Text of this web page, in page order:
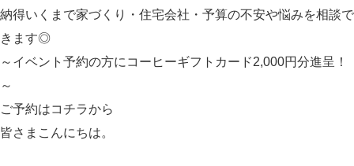
納得いくまで家づくり・住宅会社・予算の不安や悩みを相談で
きます◎
～イベント予約の方にコーヒーギフトカード2,000円分進呈！
～
ご予約はコチラから
皆さまこんにちは。